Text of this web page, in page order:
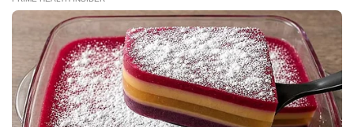
Popular in month
Hottest
4
Viral! Video Novi Cindo Prank Tukang Batagor di
Dalam Mobil Bebas Remes
X